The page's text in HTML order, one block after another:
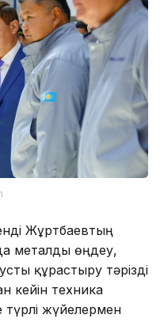
Жұртбаевтың
металды өңдеу,
құрастыру тәрізді
кейін техника
жүйелермен